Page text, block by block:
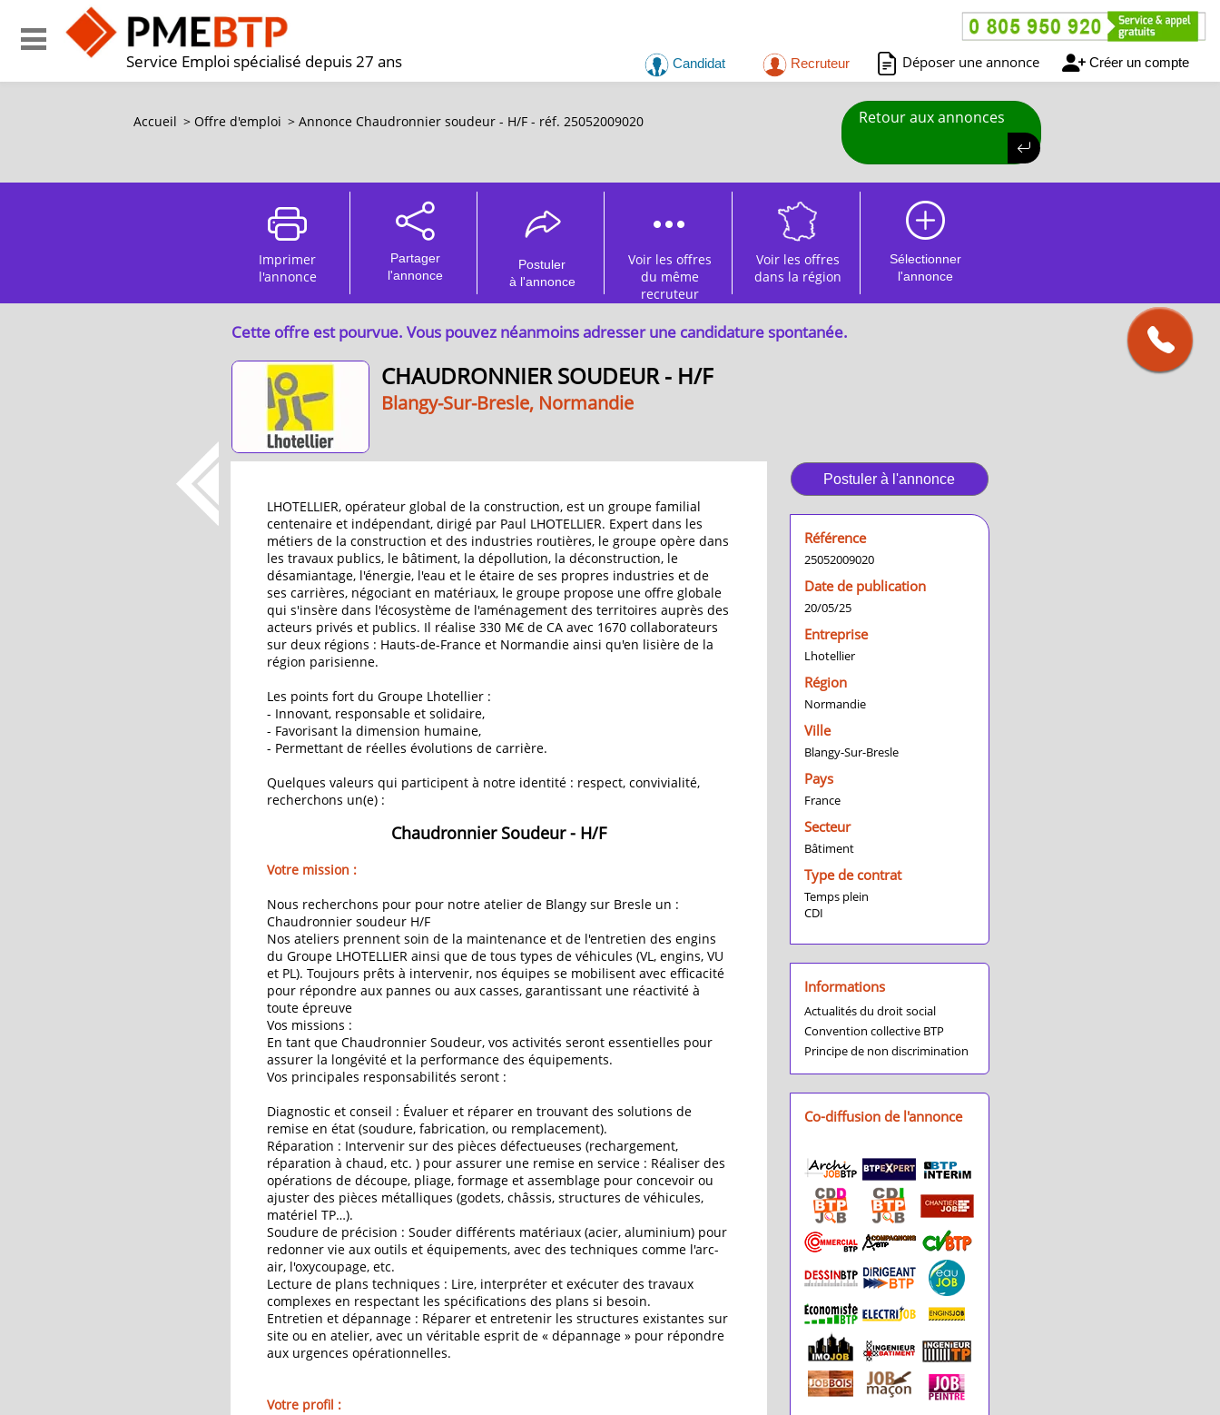
Service Emploi spécialisé depuis 27 ans Candidat Recruteur Déposer une annonce Créer un compte
Accueil > Offre d'emploi > Annonce Chaudronnier soudeur - H/F - réf. 25052009020 Retour aux annonces
Imprimer
l'annonce
Partager
l'annonce
Postuler
à l'annonce
Voir les offres
du même
recruteur
Voir les offres
dans la région
Sélectionner
l'annonce
Cette offre est pourvue. Vous pouvez néanmoins adresser une candidature spontanée.
CHAUDRONNIER SOUDEUR - H/F
Blangy-Sur-Bresle, Normandie
LHOTELLIER, opérateur global de la construction, est un groupe familial
centenaire et indépendant, dirigé par Paul LHOTELLIER. Expert dans les
métiers de la construction et des industries routières, le groupe opère dans
les travaux publics, le bâtiment, la dépollution, la déconstruction, le
désamiantage, l'énergie, l'eau et le étaire de ses propres industries et de
ses carrières, négociant en matériaux, le groupe propose une offre globale
qui s'insère dans l'écosystème de l'aménagement des territoires auprès des
acteurs privés et publics. Il réalise 330 M€ de CA avec 1670 collaborateurs
sur deux régions : Hauts-de-France et Normandie ainsi qu'en lisière de la
région parisienne.
Les points fort du Groupe Lhotellier :
- Innovant, responsable et solidaire,
- Favorisant la dimension humaine,
- Permettant de réelles évolutions de carrière.
Quelques valeurs qui participent à notre identité : respect, convivialité,
recherchons un(e) :
Chaudronnier Soudeur - H/F
Votre mission :
Nous recherchons pour pour notre atelier de Blangy sur Bresle un :
Chaudronnier soudeur H/F
Nos ateliers prennent soin de la maintenance et de l'entretien des engins
du Groupe LHOTELLIER ainsi que de tous types de véhicules (VL, engins, VU
et PL). Toujours prêts à intervenir, nos équipes se mobilisent avec efficacité
pour répondre aux pannes ou aux casses, garantissant une réactivité à
toute épreuve
Vos missions :
En tant que Chaudronnier Soudeur, vos activités seront essentielles pour
assurer la longévité et la performance des équipements.
Vos principales responsabilités seront :
Diagnostic et conseil : Évaluer et réparer en trouvant des solutions de
remise en état (soudure, fabrication, ou remplacement).
Réparation : Intervenir sur des pièces défectueuses (rechargement,
réparation à chaud, etc. ) pour assurer une remise en service : Réaliser des
opérations de découpe, pliage, formage et assemblage pour concevoir ou
ajuster des pièces métalliques (godets, châssis, structures de véhicules,
matériel TP…).
Soudure de précision : Souder différents matériaux (acier, aluminium) pour
redonner vie aux outils et équipements, avec des techniques comme l'arc-
air, l'oxycoupage, etc.
Lecture de plans techniques : Lire, interpréter et exécuter des travaux
complexes en respectant les spécifications des plans si besoin.
Entretien et dépannage : Réparer et entretenir les structures existantes sur
site ou en atelier, avec un véritable esprit de « dépannage » pour répondre
aux urgences opérationnelles.
Votre profil :
Postuler à l'annonce
Référence
25052009020
Date de publication
20/05/25
Entreprise
Lhotellier
Région
Normandie
Ville
Blangy-Sur-Bresle
Pays
France
Secteur
Bâtiment
Type de contrat
Temps plein
CDI
Informations
Actualités du droit social
Convention collective BTP
Principe de non discrimination
Co-diffusion de l'annonce